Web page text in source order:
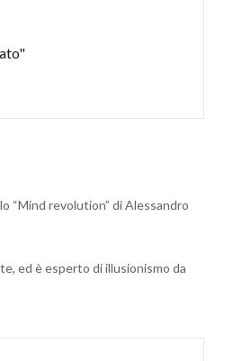
“Mind revolution” di Alessandro
ed è esperto di illusionismo da